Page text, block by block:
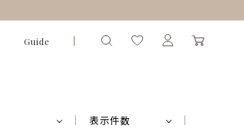
Guide
表示件数